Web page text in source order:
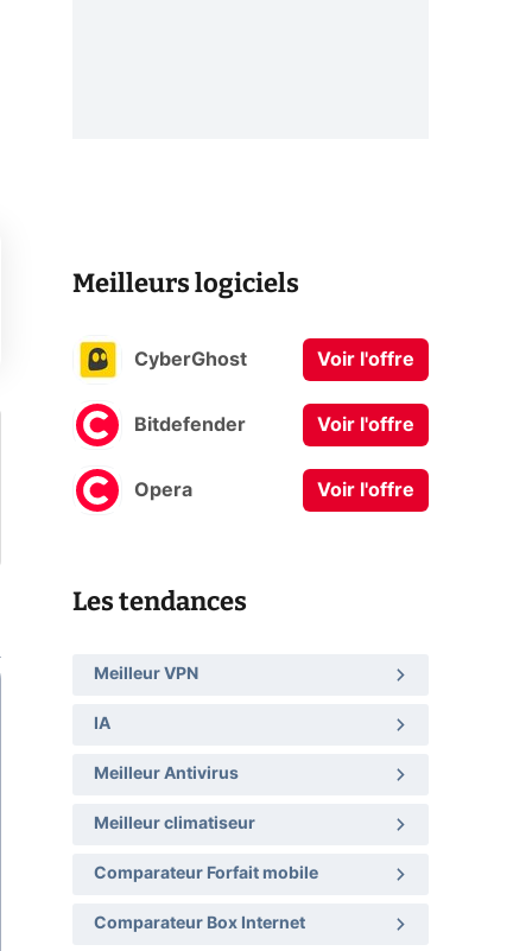
Meilleurs logiciels
CyberGhost Voir l'offre
Bitdefender Voir l'offre
Opera Voir l'offre
Les tendances
Meilleur VPN
IA
Meilleur Antivirus
Meilleur climatiseur
Comparateur Forfait mobile
Comparateur Box Internet